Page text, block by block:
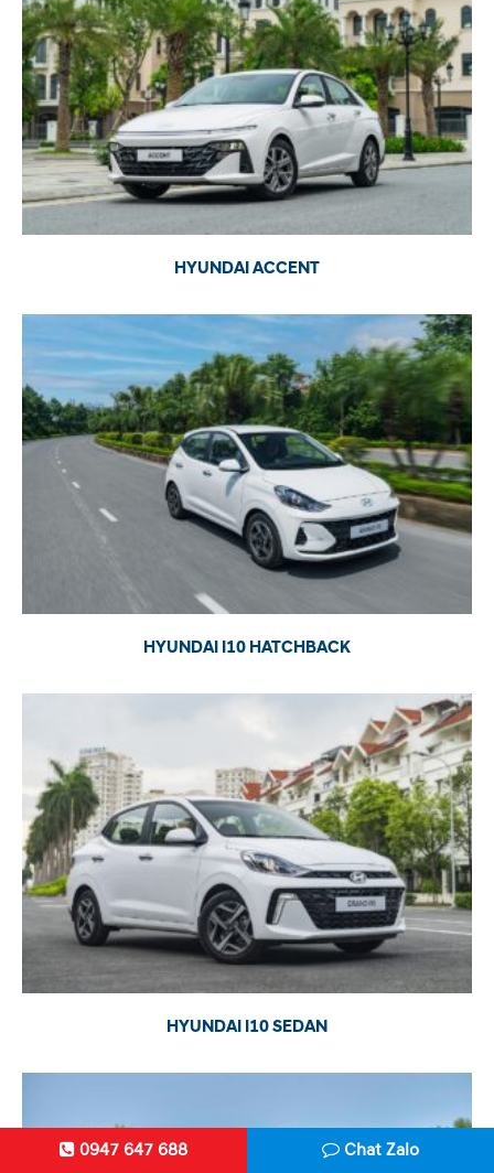
HYUNDAI ACCENT
HYUNDAI I10 HATCHBACK
HYUNDAI I10 SEDAN
0947 647 688 Chat Zalo